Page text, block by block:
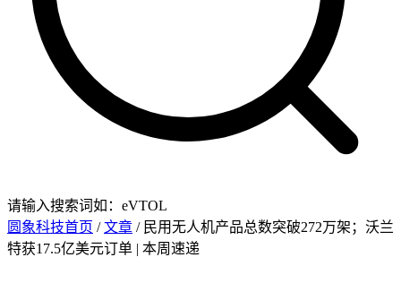
请输入搜索词如：eVTOL
圆象科技首页 /文章 / 民用无人机产品总数突破272万架；沃兰
特获17.5亿美元订单 | 本周速递